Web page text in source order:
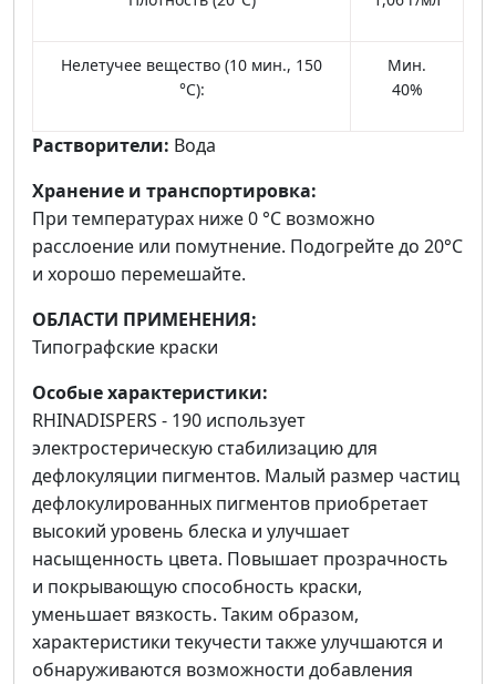
Нелетучее вещество (10 мин., 150
°C):
Мин.
40%
Растворители: Вода
Хранение и транспортировка:
При температурах ниже 0 °C возможно
расслоение или помутнение. Подогрейте до 20°С
и хорошо перемешайте.
ОБЛАСТИ ПРИМЕНЕНИЯ:
Типографские краски
Особые характеристики:
RHINADISPERS - 190 использует
электростерическую стабилизацию для
дефлокуляции пигментов. Малый размер частиц
дефлокулированных пигментов приобретает
высокий уровень блеска и улучшает
насыщенность цвета. Повышает прозрачность
и покрывающую способность краски,
уменьшает вязкость. Таким образом,
характеристики текучести также улучшаются и
обнаруживаются возможности добавления